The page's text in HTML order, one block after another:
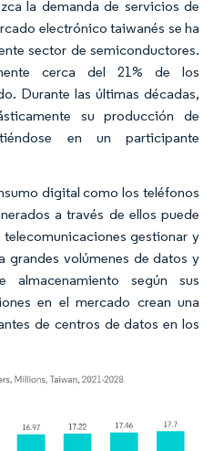
la demanda de servicios de
electrónico taiwanés se ha
sector de semiconductores.
cerca del 21% de los
Durante las últimas décadas,
su producción de
en un participante
digital como los teléfonos
a través de ellos puede
gestionar y
grandes volúmenes de datos y
almacenamiento según sus
en el mercado crean una
de centros de datos en los